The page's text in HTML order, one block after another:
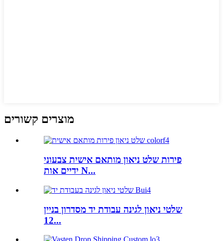
מוצרים קשורים
פירות שלט ניאון מותאם אישית צבעוני
ידיים אות N...
שלטי ניאון לגינה עבודת יד מסדרון בניין
12...